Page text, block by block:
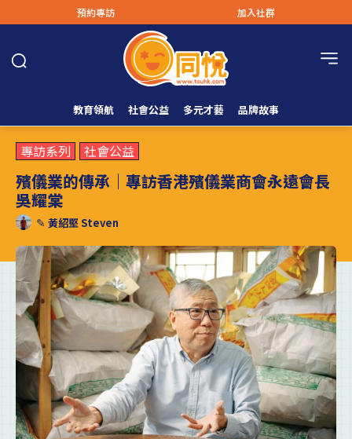
預約專訪 加入社群
教育領航 社會公益 多元才藝 品牌故事
專訪系列 社會公益
殯儀業的傳承｜專訪香港殯儀業商會永遠會長
吳耀棠
✎ 黃紹堅 Steven